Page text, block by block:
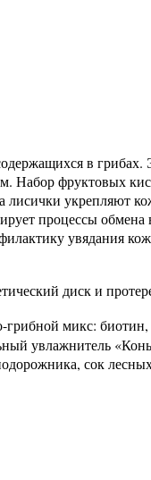
в
фруктовых
укрепляют
процессы обмена
увядания
диск и
микс:
увлажнитель
сок